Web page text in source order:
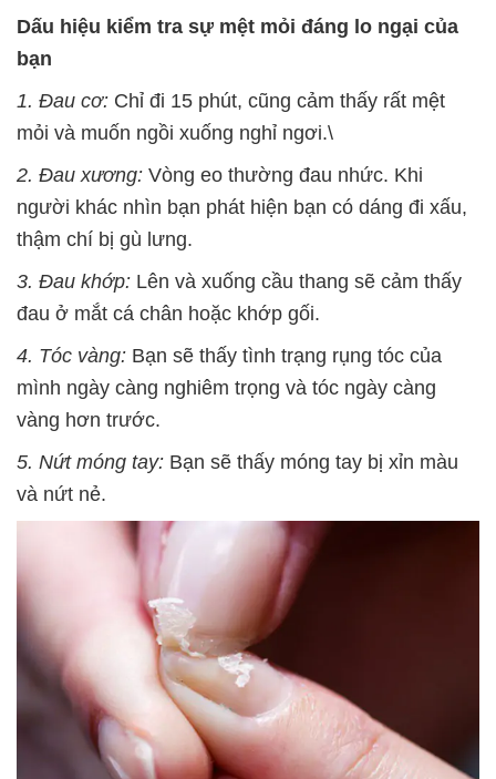
Dấu hiệu kiểm tra sự mệt mỏi đáng lo ngại của
bạn
1. Đau cơ: Chỉ đi 15 phút, cũng cảm thấy rất mệt
mỏi và muốn ngồi xuống nghỉ ngơi.\
2. Đau xương: Vòng eo thường đau nhức. Khi
người khác nhìn bạn phát hiện bạn có dáng đi xấu,
thậm chí bị gù lưng.
3. Đau khớp: Lên và xuống cầu thang sẽ cảm thấy
đau ở mắt cá chân hoặc khớp gối.
4. Tóc vàng: Bạn sẽ thấy tình trạng rụng tóc của
mình ngày càng nghiêm trọng và tóc ngày càng
vàng hơn trước.
5. Nứt móng tay: Bạn sẽ thấy móng tay bị xỉn màu
và nứt nẻ.